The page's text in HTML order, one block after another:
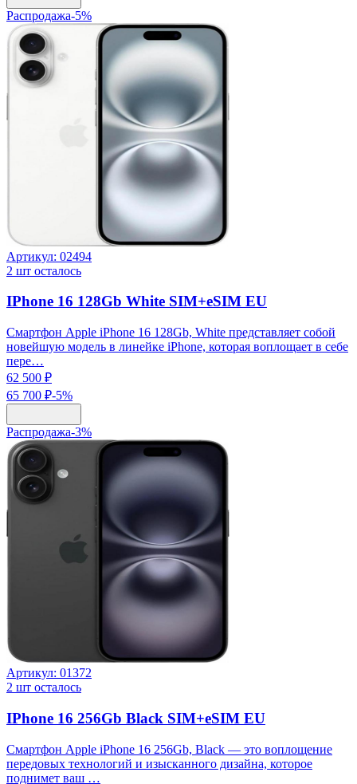
Распродажа-5%
Артикул: 02494
2 шт осталось
IPhone 16 128Gb White SIM+eSIM EU
Смартфон Apple iPhone 16 128Gb, White представляет собой
новейшую модель в линейке iPhone, которая воплощает в себе
пере…
62 500 ₽
65 700 ₽-5%
Распродажа-3%
Артикул: 01372
2 шт осталось
IPhone 16 256Gb Black SIM+eSIM EU
Смартфон Apple iPhone 16 256Gb, Black — это воплощение
передовых технологий и изысканного дизайна, которое
поднимет ваш …